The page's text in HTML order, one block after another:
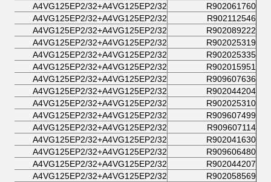
R902061760
A4VG125EP2/32+A4VG125EP2/32
R902112546
A4VG125EP2/32+A4VG125EP2/32
R902089222
A4VG125EP2/32+A4VG125EP2/32
R902025319
A4VG125EP2/32+A4VG125EP2/32
R902025335
A4VG125EP2/32+A4VG125EP2/32
R902015951
A4VG125EP2/32+A4VG125EP2/32
R909607636
A4VG125EP2/32+A4VG125EP2/32
R902044204
A4VG125EP2/32+A4VG125EP2/32
R902025310
A4VG125EP2/32+A4VG125EP2/32
R909607499
A4VG125EP2/32+A4VG125EP2/32
R909607114
A4VG125EP2/32+A4VG125EP2/32
R902041630
A4VG125EP2/32+A4VG125EP2/32
R909606480
A4VG125EP2/32+A4VG125EP2/32
R902044207
A4VG125EP2/32+A4VG125EP2/32
R902058569
A4VG125EP2/32+A4VG125EP2/32